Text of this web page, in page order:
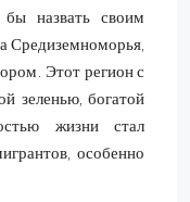
назвать своим
Средиземноморья,
Этот регион с
зеленью, богатой
жизни стал
особенно